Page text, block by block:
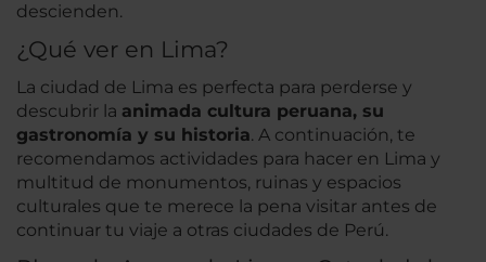
descienden.
¿Qué ver en Lima?
La ciudad de Lima es perfecta para perderse y
descubrir la animada cultura peruana, su
gastronomía y su historia. A continuación, te
recomendamos actividades para hacer en Lima y
multitud de monumentos, ruinas y espacios
culturales que te merece la pena visitar antes de
continuar tu viaje a otras ciudades de Perú.